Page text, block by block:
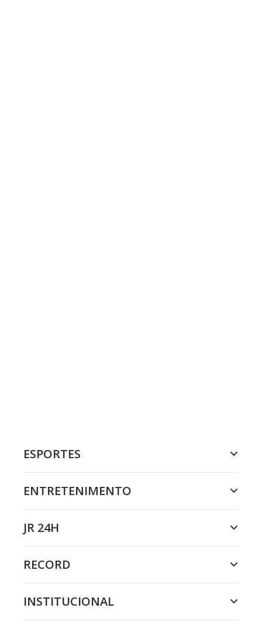
ESPORTES
ENTRETENIMENTO
JR 24H
RECORD
INSTITUCIONAL